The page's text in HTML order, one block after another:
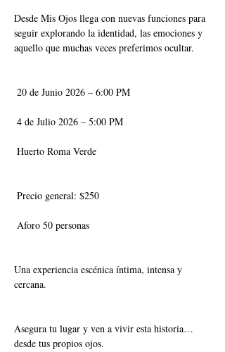
Desde Mis Ojos llega con nuevas funciones para
seguir explorando la identidad, las emociones y
aquello que muchas veces preferimos ocultar.
20 de Junio 2026 – 6:00 PM
4 de Julio 2026 – 5:00 PM
Huerto Roma Verde
Precio general: $250
Aforo 50 personas
Una experiencia escénica íntima, intensa y
cercana.
Asegura tu lugar y ven a vivir esta historia…
desde tus propios ojos.